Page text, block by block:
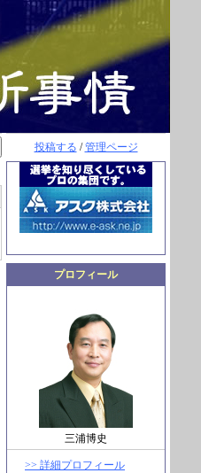
投稿する /管理ページ
プロフィール
三浦博史
>> 詳細プロフィール